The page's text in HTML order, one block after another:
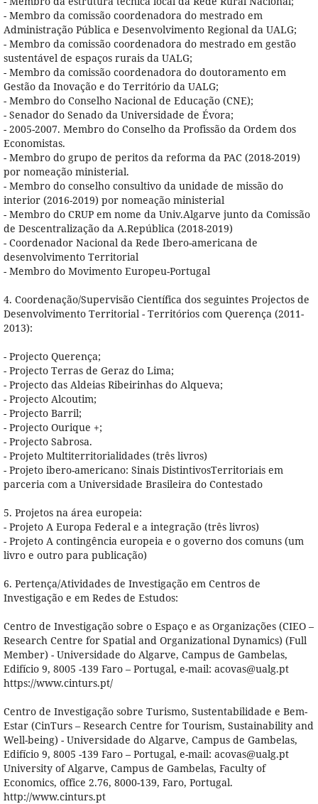
- Membro da comissão coordenadora do mestrado em
Administração Pública e Desenvolvimento Regional da UALG;
- Membro da comissão coordenadora do mestrado em gestão
sustentável de espaços rurais da UALG;
- Membro da comissão coordenadora do doutoramento em
Gestão da Inovação e do Território da UALG;
- Membro do Conselho Nacional de Educação (CNE);
- Senador do Senado da Universidade de Évora;
- 2005-2007. Membro do Conselho da Profissão da Ordem dos
Economistas.
- Membro do grupo de peritos da reforma da PAC (2018-2019)
por nomeação ministerial.
- Membro do conselho consultivo da unidade de missão do
interior (2016-2019) por nomeação ministerial
- Membro do CRUP em nome da Univ.Algarve junto da Comissão
de Descentralização da A.República (2018-2019)
- Coordenador Nacional da Rede Ibero-americana de
desenvolvimento Territorial
- Membro do Movimento Europeu-Portugal
4. Coordenação/Supervisão Científica dos seguintes Projectos de
Desenvolvimento Territorial - Territórios com Querença (2011-
2013):
- Projecto Querença;
- Projecto Terras de Geraz do Lima;
- Projecto das Aldeias Ribeirinhas do Alqueva;
- Projecto Alcoutim;
- Projecto Barril;
- Projecto Ourique +;
- Projecto Sabrosa.
- Projeto Multiterritorialidades (três livros)
- Projeto ibero-americano: Sinais DistintivosTerritoriais em
parceria com a Universidade Brasileira do Contestado
5. Projetos na área europeia:
- Projeto A Europa Federal e a integração (três livros)
- Projeto A contingência europeia e o governo dos comuns (um
livro e outro para publicação)
6. Pertença/Atividades de Investigação em Centros de
Investigação e em Redes de Estudos:
Centro de Investigação sobre o Espaço e as Organizações (CIEO –
Research Centre for Spatial and Organizational Dynamics) (Full
Member) - Universidade do Algarve, Campus de Gambelas,
Edifício 9, 8005 -139 Faro – Portugal, e-mail: acovas@ualg.pt
https://www.cinturs.pt/
Centro de Investigação sobre Turismo, Sustentabilidade e Bem-
Estar (CinTurs – Research Centre for Tourism, Sustainability and
Well-being) - Universidade do Algarve, Campus de Gambelas,
Edifício 9, 8005 -139 Faro – Portugal, e-mail: acovas@ualg.pt
University of Algarve, Campus de Gambelas, Faculty of
Economics, office 2.76, 8000-139, Faro, Portugal.
http://www.cinturs.pt